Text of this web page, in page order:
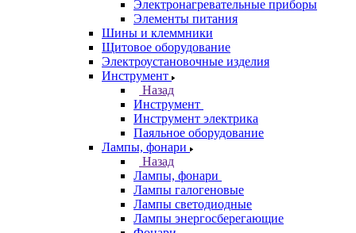
Электронагревательные приборы
Элементы питания
Шины и клеммники
Щитовое оборудование
Электроустановочные изделия
Инструмент
Назад
Инструмент
Инструмент электрика
Паяльное оборудование
Лампы, фонари
Назад
Лампы, фонари
Лампы галогеновые
Лампы светодиодные
Лампы энергосберегающие